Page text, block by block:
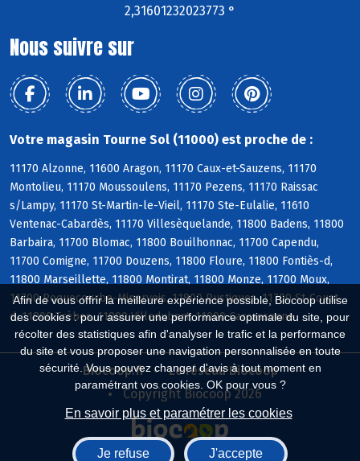
Afin de vous offrir la meilleure expérience possible, Biocoop utilise
des cookies : pour assurer une performance optimale du site, pour
récolter des statistiques afin d'analyser le trafic et la performance
du site et vous proposer une navigation personnalisée en toute
sécurité. Vous pouvez changer d'avis à tout moment en
paramétrant vos cookies. OK pour vous ?
En savoir plus et paramétrer les cookies
Je refuse J'accepte
2,31601232023773 °
Nous suivre sur
Votre magasin Tourne Sol (11000) est proche de :
11170 Alzonne, 11600 Aragon, 11170 Caux-et-Sauzens, 11170
Montolieu, 11170 Moussoulens, 11170 Pezens, 11170 Raissac
s/Lampy, 11170 St-Martin-le-Vieil, 11170 Ste-Eulalie, 11610
Ventenac-Cabardès, 11170 Villesèquelande, 11800 Badens, 11800
Barbaira, 11700 Blomac, 11800 Bouilhonnac, 11700 Capendu,
11700 Comigne, 11700 Douzens, 11800 Floure, 11800 Fontiès-d,
11800 Marseillette, 11800 Montirat, 11800 Monze, 11700 Moux,
11700 Roquecourbe-Minervois, 11800 Rustiques, 11700 St-Couat-
d, 11800 Trèbes, 11800 Villedubert, 11000 Carcassonne
Biocoop.fr
Le réseau Biocoop
Copyright Biocoop 2026